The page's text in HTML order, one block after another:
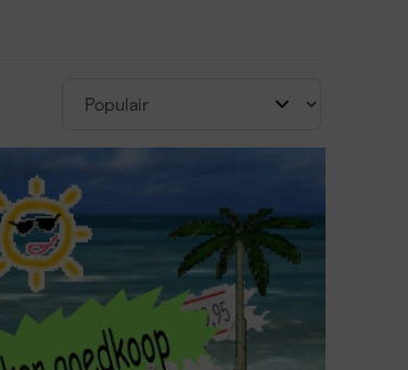
ook wel bekend als meetpennen,
veiligheid. Je sluit de meetsnoeren
draad voor positief en een zwarte